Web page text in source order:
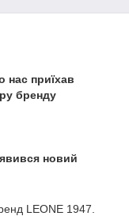
нас приїхав
бренду
новий
LEONE 1947.